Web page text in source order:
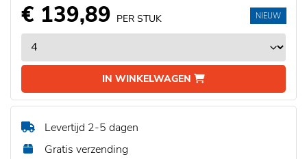
€ 139,89 PER STUK
IN WINKELWAGEN
NIEUW
Levertijd 2-5 dagen
Gratis verzending